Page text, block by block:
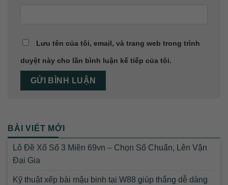
Lưu tên của tôi, email, và trang web trong trình
duyệt này cho lần bình luận kế tiếp của tôi.
BÀI VIẾT MỚI
Lô Đề Xổ Số 3 Miền 69vn – Chọn Số Chuẩn, Lên Vận
Đại Gia
Kỹ thuật xếp bài mậu binh tại W88 giúp thắng dễ dàng